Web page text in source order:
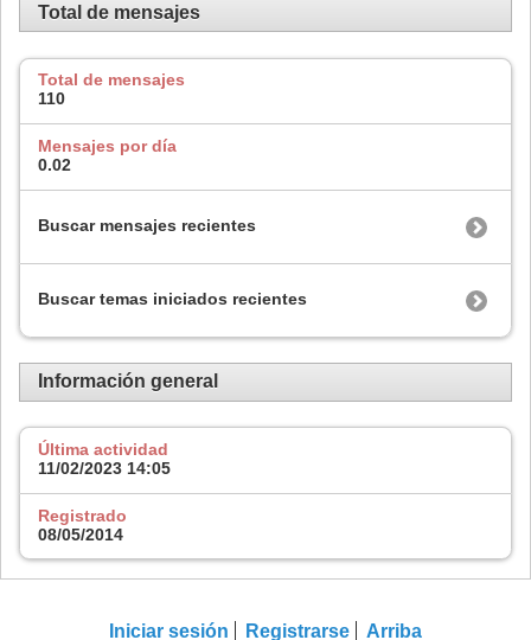
Total de mensajes
Total de mensajes
110
Mensajes por día
0.02
Buscar mensajes recientes
Buscar temas iniciados recientes
Información general
Última actividad
11/02/2023 14:05
Registrado
08/05/2014
Iniciar sesión Registrarse Arriba